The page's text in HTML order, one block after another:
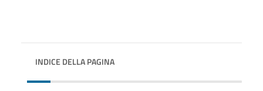
INDICE DELLA PAGINA